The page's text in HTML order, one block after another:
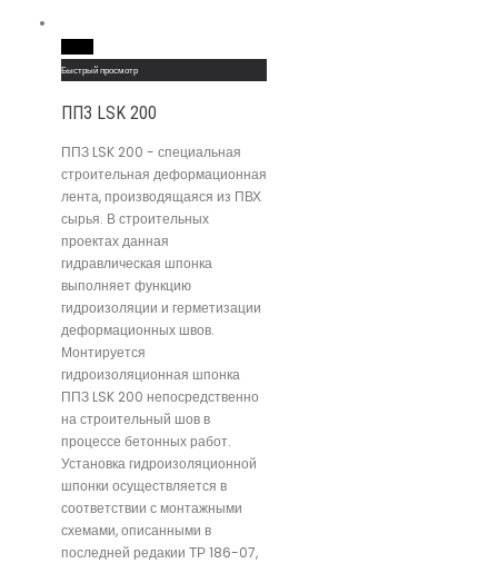
Быстрый просмотр
ППЗ LSK 200
ППЗ LSK 200 - специальная
строительная деформационная
лента, производящаяся из ПВХ
сырья. В строительных
проектах данная
гидравлическая шпонка
выполняет функцию
гидроизоляции и герметизации
деформационных швов.
Монтируется
гидроизоляционная шпонка
ППЗ LSK 200 непосредственно
на строительный шов в
процессе бетонных работ.
Установка гидроизоляционной
шпонки осуществляется в
соответствии с монтажными
схемами, описанными в
последней редакии ТР 186-07,